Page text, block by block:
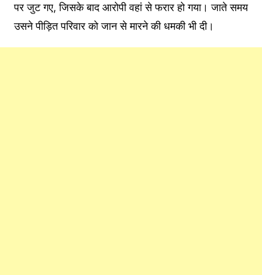
पर जुट गए, जिसके बाद आरोपी वहां से फरार हो गया। जाते समय
उसने पीड़ित परिवार को जान से मारने की धमकी भी दी।